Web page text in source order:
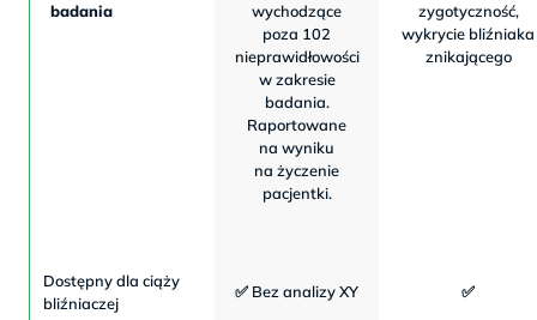
badania
wychodzące
poza 102
nieprawidłowości
w zakresie
badania.
Raportowane
na wyniku
na życzenie
pacjentki.
zygotyczność,
wykrycie bliźniaka
znikającego
Dostępny dla ciąży
bliźniaczej
✅ Bez analizy XY ✅